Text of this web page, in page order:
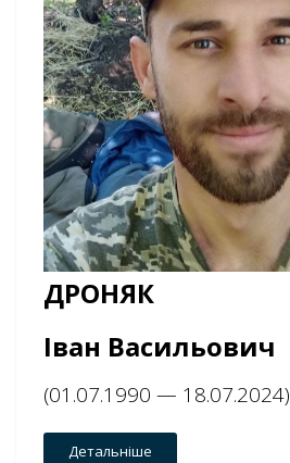
ДРОНЯК
Іван Васильович
(01.07.1990 — 18.07.2024)
Детальніше